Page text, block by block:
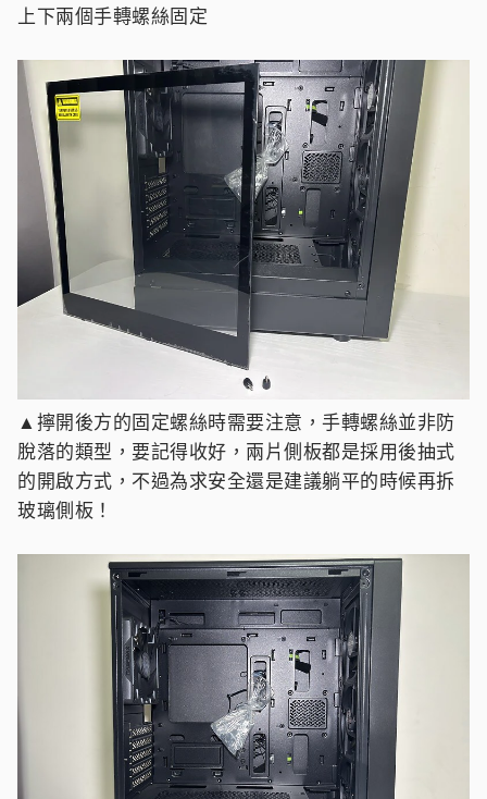
上下兩個手轉螺絲固定
▲擰開後方的固定螺絲時需要注意，手轉螺絲並非防
脫落的類型，要記得收好，兩片側板都是採用後抽式
的開啟方式，不過為求安全還是建議躺平的時候再拆
玻璃側板！